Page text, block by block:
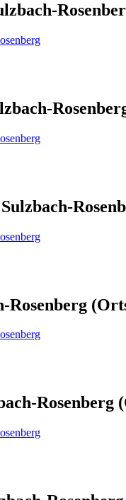
Rosenberg
Rosenberg